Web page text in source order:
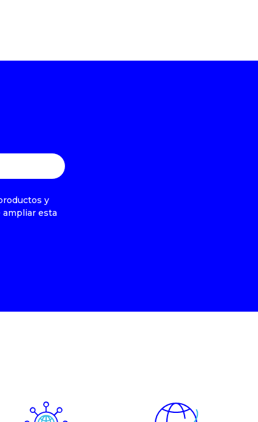
y
ampliar esta